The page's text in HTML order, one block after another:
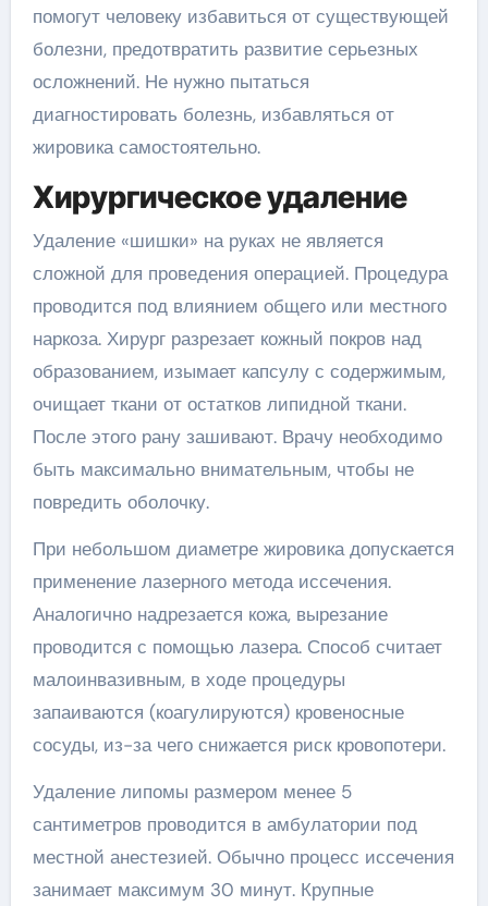
помогут человеку избавиться от существующей
болезни, предотвратить развитие серьезных
осложнений. Не нужно пытаться
диагностировать болезнь, избавляться от
жировика самостоятельно.
Хирургическое удаление
Удаление «шишки» на руках не является
сложной для проведения операцией. Процедура
проводится под влиянием общего или местного
наркоза. Хирург разрезает кожный покров над
образованием, изымает капсулу с содержимым,
очищает ткани от остатков липидной ткани.
После этого рану зашивают. Врачу необходимо
быть максимально внимательным, чтобы не
повредить оболочку.
При небольшом диаметре жировика допускается
применение лазерного метода иссечения.
Аналогично надрезается кожа, вырезание
проводится с помощью лазера. Способ считает
малоинвазивным, в ходе процедуры
запаиваются (коагулируются) кровеносные
сосуды, из-за чего снижается риск кровопотери.
Удаление липомы размером менее 5
сантиметров проводится в амбулатории под
местной анестезией. Обычно процесс иссечения
занимает максимум 30 минут. Крупные